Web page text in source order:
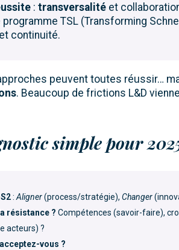
: transversalité et
programme TSL (Transforming
continuité.
peuvent toutes réussir…
. Beaucoup de frictions L&D
simple pour
:Aligner(process/stratégie), Changer
résistance ? Compétences (savoir-faire),
acteurs) ?
vous ?